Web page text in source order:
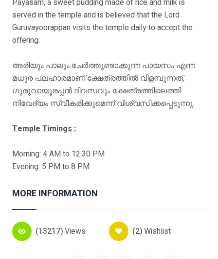
Payasam, a sweet pudding made of rice and milk is
served in the temple and is believed that the Lord
Guruvayoorappan visits the temple daily to accept the
offering.
അരിയും പാലും ചേർത്തുണ്ടാക്കുന്ന പായസം എന്ന
മധുര പലഹാരമാണ് ക്ഷേത്രത്തിൽ വിളമ്പുന്നത്,
ഗുരുവായൂരപ്പൻ ദിവസവും ക്ഷേത്രത്തിലെത്തി
നിവേദ്യം സ്വീകരിക്കുമെന്ന് വിശ്വസിക്കപ്പെടുന്നു.
Temple Timings :
Morning: 4 AM to 12.30 PM
Evening: 5 PM to 8 PM
MORE INFORMATION
(13217)Views (2)Wishlist